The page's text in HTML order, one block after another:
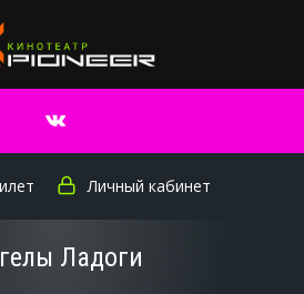
Личный кабинет
Ладоги